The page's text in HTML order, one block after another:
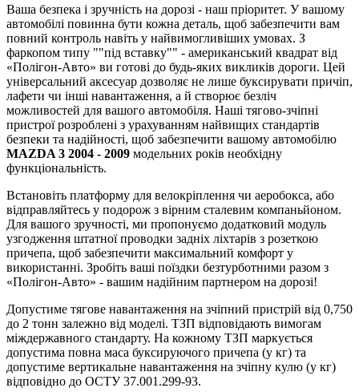
Ваша безпека і зручність на дорозі - наш пріоритет. У вашому
автомобілі повинна бути кожна деталь, щоб забезпечити вам
повний контроль навіть у найвимогливіших умовах. З
фаркопом типу ""під вставку"" - американський квадрат від
«Полігон-Авто» ви готові до будь-яких викликів дороги. Цей
універсальний аксесуар дозволяє не лише буксирувати причіп,
лафети чи інші навантаження, а й створює безліч
можливостей для вашого автомобіля. Наші тягово-зчіпні
пристрої розроблені з урахуванням найвищих стандартів
безпеки та надійності, щоб забезпечити вашому автомобілю
MAZDA 3 2004 - 2009 модельних років необхідну
функціональність.
Встановіть платформу для велокріплення чи аеробокса, або
відправляйтесь у подорож з вірним сталевим компаньйоном.
Для вашого зручності, ми пропонуємо додатковий модуль
узгодження штатної проводки задніх ліхтарів з розеткою
причепа, щоб забезпечити максимальний комфорт у
використанні. Зробіть ваші поїздки безтурботними разом з
«Полігон-Авто» - вашим надійним партнером на дорозі!
Допустиме тягове навантаження на зчіпний пристрій від 0,750
до 2 тонн залежно від моделі. ТЗП відповідають вимогам
міждержавного стандарту. На кожному ТЗП маркується
допустима повна маса буксируючого причепа (у кг) та
допустиме вертикальне навантаження на зчіпну кулю (у кг)
відповідно до ОСТУ 37.001.299-93.